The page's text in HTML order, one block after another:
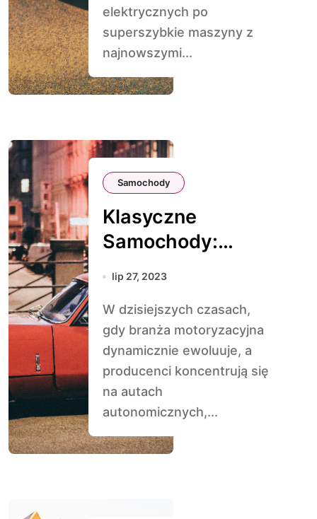
elektrycznych po
superszybkie maszyny z
najnowszymi...
Samochody
Klasyczne
Samochody:
Wieczne Urok w
Nowoczesności
lip 27, 2023
W dzisiejszych czasach,
gdy branża motoryzacyjna
dynamicznie ewoluuje, a
producenci koncentrują się
na autach
autonomicznych,...